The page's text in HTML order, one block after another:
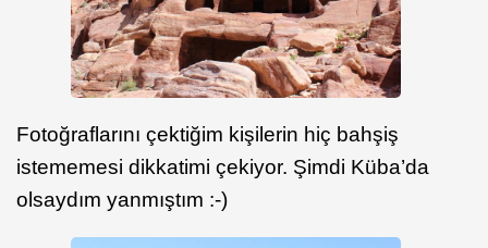
Fotoğraflarını çektiğim kişilerin hiç bahşiş
istememesi dikkatimi çekiyor. Şimdi Küba’da
olsaydım yanmıştım :-)